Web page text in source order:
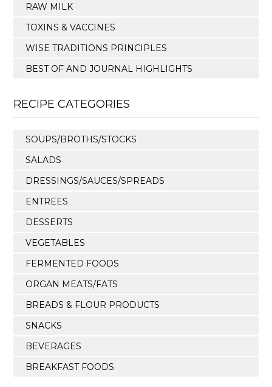
RAW MILK
TOXINS & VACCINES
WISE TRADITIONS PRINCIPLES
BEST OF AND JOURNAL HIGHLIGHTS
RECIPE CATEGORIES
SOUPS/BROTHS/STOCKS
SALADS
DRESSINGS/SAUCES/SPREADS
ENTREES
DESSERTS
VEGETABLES
FERMENTED FOODS
ORGAN MEATS/FATS
BREADS & FLOUR PRODUCTS
SNACKS
BEVERAGES
BREAKFAST FOODS